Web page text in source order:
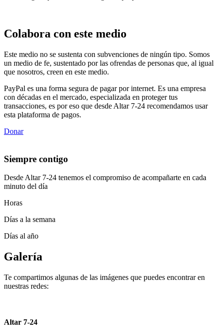
Colabora con este medio
Este medio no se sustenta con subvenciones de ningún tipo. Somos
un medio de fe, sustentado por las ofrendas de personas que, al igual
que nosotros, creen en este medio.
PayPal es una forma segura de pagar por internet. Es una empresa
con décadas en el mercado, especializada en proteger tus
transacciones, es por eso que desde Altar 7-24 recomendamos usar
esta plataforma de pagos.
Donar
Siempre contigo
Desde Altar 7-24 tenemos el compromiso de acompañarte en cada
minuto del día
Horas
Días a la semana
Días al año
Galería
Te compartimos algunas de las imágenes que puedes encontrar en
nuestras redes:
Altar 7-24